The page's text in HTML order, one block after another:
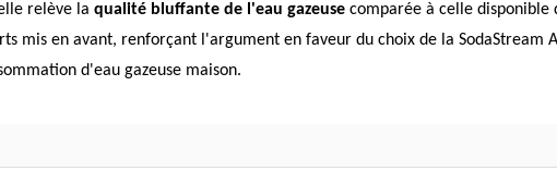
relève la qualité bluffante de l'eau gazeuse comparée à celle disponible
mis en avant, renforçant l'argument en faveur du choix de la SodaStream
d'eau gazeuse maison.